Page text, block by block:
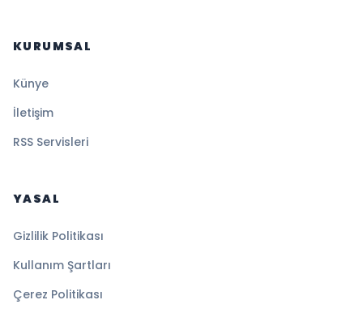
KURUMSAL
Künye
İletişim
RSS Servisleri
YASAL
Gizlilik Politikası
Kullanım Şartları
Çerez Politikası